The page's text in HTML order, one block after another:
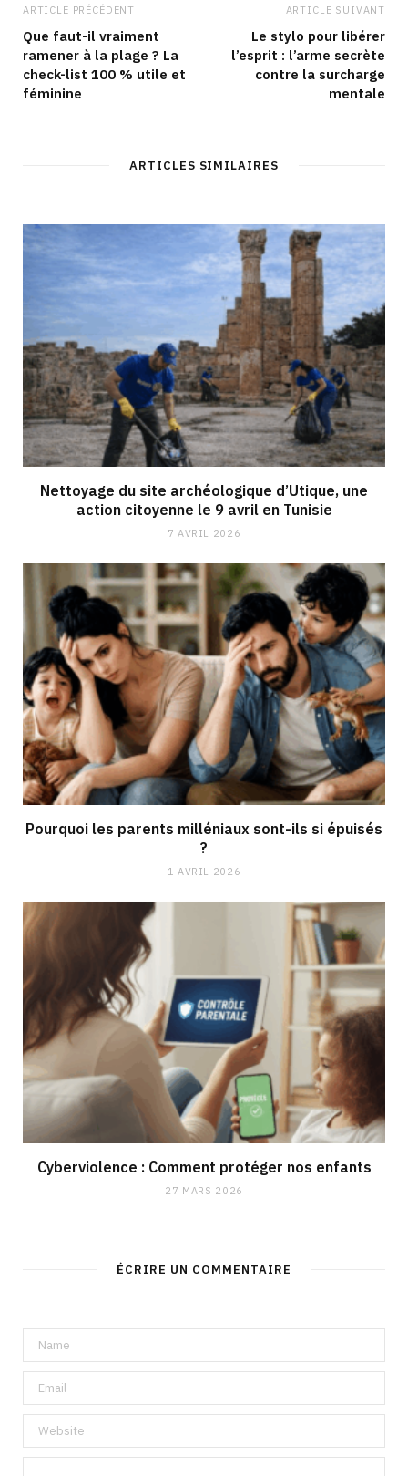
ARTICLE PRÉCÉDENT
Que faut-il vraiment
ramener à la plage ? La
check-list 100 % utile et
féminine
ARTICLE SUIVANT
Le stylo pour libérer
l’esprit : l’arme secrète
contre la surcharge
mentale
ARTICLES SIMILAIRES
Nettoyage du site archéologique d’Utique, une
action citoyenne le 9 avril en Tunisie
7 AVRIL 2026
Pourquoi les parents milléniaux sont-ils si épuisés
?
1 AVRIL 2026
Cyberviolence : Comment protéger nos enfants
27 MARS 2026
ÉCRIRE UN COMMENTAIRE